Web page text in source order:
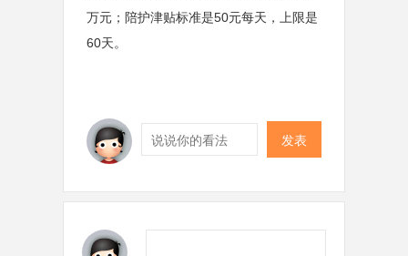
万元；陪护津贴标准是50元每天，上限是
60天。
发表